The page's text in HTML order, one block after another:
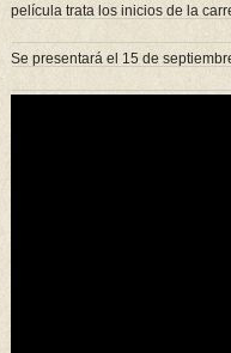
película trata los inicios de la
Se presentará el 15 de